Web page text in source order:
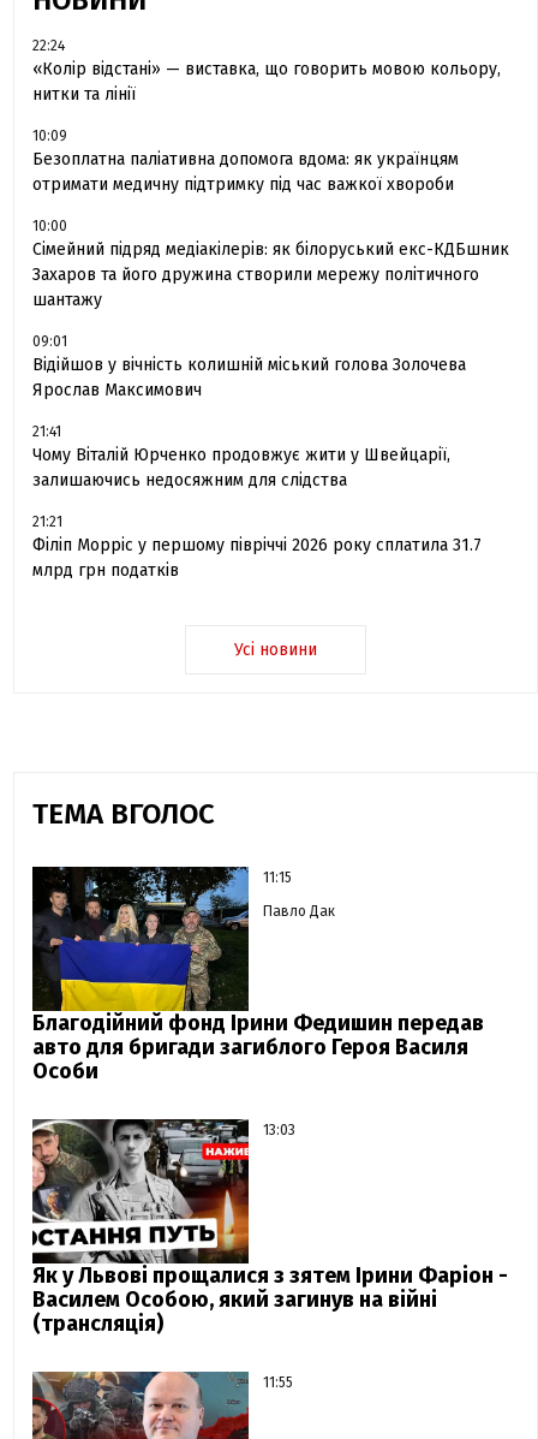
22:24
«Колір відстані» — виставка, що говорить мовою кольору,
нитки та лінії
10:09
Безоплатна паліативна допомога вдома: як українцям
отримати медичну підтримку під час важкої хвороби
10:00
Сімейний підряд медіакілерів: як білоруський екс-КДБшник
Захаров та його дружина створили мережу політичного
шантажу
09:01
Відійшов у вічність колишній міський голова Золочева
Ярослав Максимович
21:41
Чому Віталій Юрченко продовжує жити у Швейцарії,
залишаючись недосяжним для слідства
21:21
Філіп Морріс у першому півріччі 2026 року сплатила 31.7
млрд грн податків
Усі новини
ТЕМА ВГОЛОС
11:15
Павло Дак
Благодійний фонд Ірини Федишин передав
авто для бригади загиблого Героя Василя
Особи
13:03
Як у Львові прощалися з зятем Ірини Фаріон -
Василем Особою, який загинув на війні
(трансляція)
11:55